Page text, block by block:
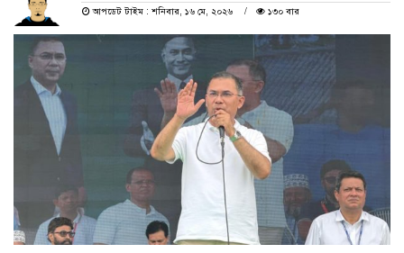
আপডেট টাইম : শনিবার, ১৬ মে, ২০২৬
১৩০ বার